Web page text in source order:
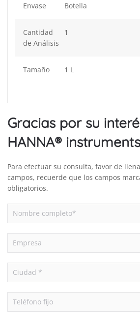
Envase Botella
Cantidad
de Análisis
1
Tamaño 1 L
Gracias por su
HANNA®
Para efectuar su consulta, favor de
campos, recuerde que los campos
obligatorios.